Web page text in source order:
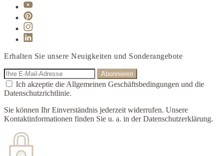
Erhalten Sie unsere Neuigkeiten und Sonderangebote
Ich akzeptie die Allgemeinen Geschäftsbedingungen und die
Datenschutzrichtlinie.
Sie können Ihr Einverständnis jederzeit widerrufen. Unsere
Kontaktinformationen finden Sie u. a. in der Datenschutzerklärung.